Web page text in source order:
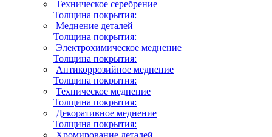
Техническое серебрение
Толщина покрытия:
Меднение деталей
Толщина покрытия:
Электрохимическое меднение
Толщина покрытия:
Антикоррозийное меднение
Толщина покрытия:
Техническое меднение
Толщина покрытия:
Декоративное меднение
Толщина покрытия:
Хромирование деталей